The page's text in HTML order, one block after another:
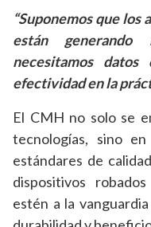
“Suponemos que los
están generando
necesitamos
efectividad en la
El CMH no solo se
tecnologías, sino
estándares de
dispositivos
estén a la